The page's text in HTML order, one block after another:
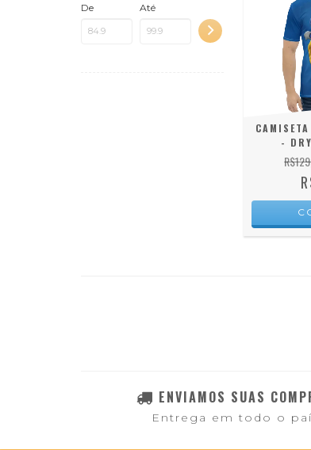
De Até
-
ENVIAMOS SUAS
Entrega em todo o